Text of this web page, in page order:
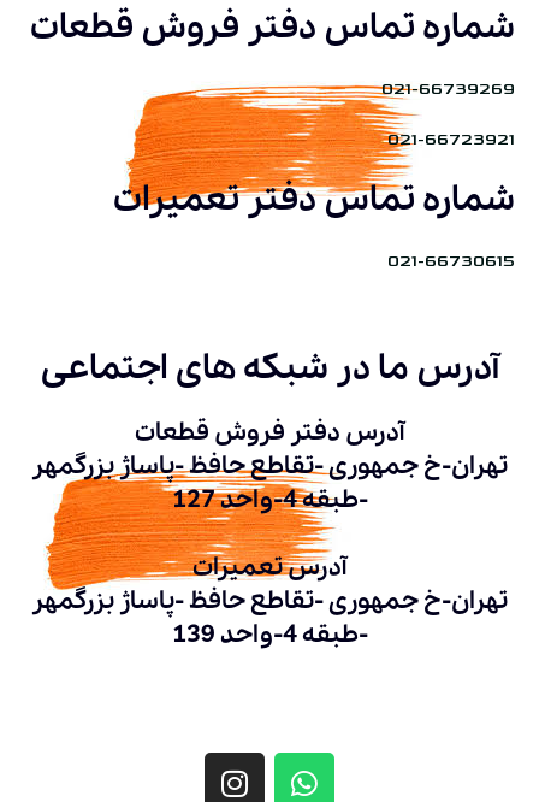
شماره تماس دفتر فروش قطعات
021-66739269
021-66723921
شماره تماس دفتر تعمیرات
021-66730615
آدرس ما در شبکه های اجتماعی
آدرس دفتر فروش قطعات
تهران-خ جمهوری -تقاطع حافظ -پاساژ بزرگمهر
-طبقه 4-واحد 127
آدرس تعمیرات
تهران-خ جمهوری -تقاطع حافظ -پاساژ بزرگمهر
-طبقه 4-واحد 139